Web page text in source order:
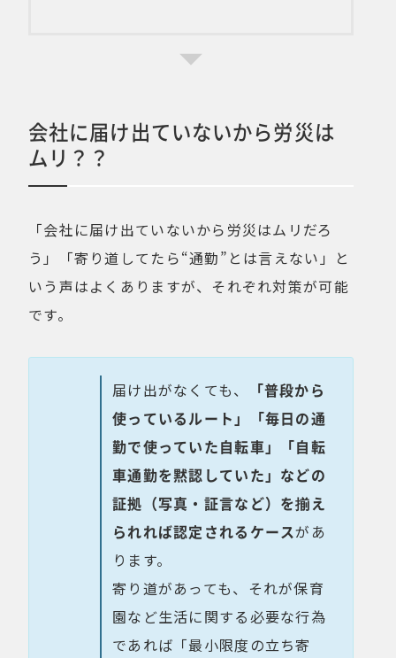
会社に届け出ていないから労災は
ムリ？？
「会社に届け出ていないから労災はムリだろ
う」「寄り道してたら“通勤”とは言えない」と
いう声はよくありますが、それぞれ対策が可能
です。
届け出がなくても、
「普段から
使っているルート」「毎日の通
勤で使っていた自転車」「自転
車通勤を黙認していた」などの
証拠（写真・証言など）を揃え
られれば認定されるケースがあ
ります。
寄り道があっても、それが保育
園など生活に関する必要な行為
であれば「最小限度の立ち寄